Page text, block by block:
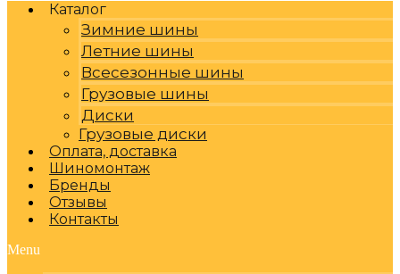
Каталог
Зимние шины
Летние шины
Всесезонные шины
Грузовые шины
Диски
Грузовые диски
Оплата, доставка
Шиномонтаж
Бренды
Отзывы
Контакты
Menu